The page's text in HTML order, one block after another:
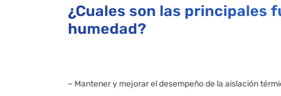
¿Cuales son las principales
humedad?
– Mantener y mejorar el desempeño de la aislación